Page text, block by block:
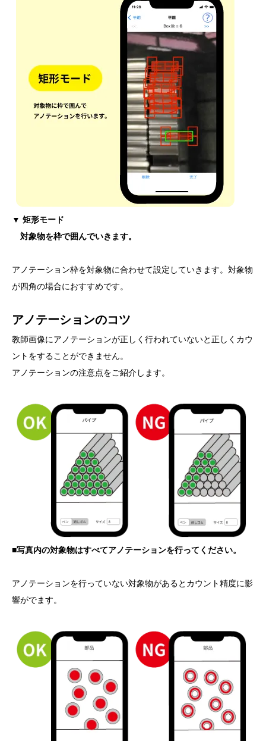
▼ 矩形モード
対象物を枠で囲んでいきます。
アノテーション枠を対象物に合わせて設定していきます。対象物
が四角の場合におすすめです。
アノテーションのコツ
教師画像にアノテーションが正しく行われていないと正しくカウ
ントをすることができません。
アノテーションの注意点をご紹介します。
■写真内の対象物はすべてアノテーションを行ってください。
アノテーションを行っていない対象物があるとカウント精度に影
響がでます。